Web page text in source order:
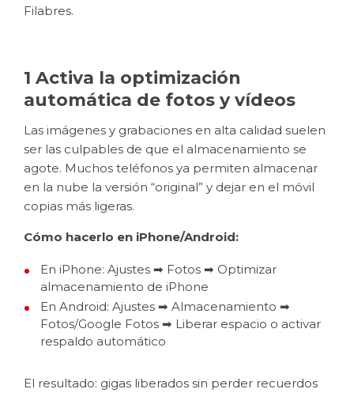
Filabres.
1 Activa la optimización
automática de fotos y vídeos
Las imágenes y grabaciones en alta calidad suelen
ser las culpables de que el almacenamiento se
agote. Muchos teléfonos ya permiten almacenar
en la nube la versión “original” y dejar en el móvil
copias más ligeras.
Cómo hacerlo en iPhone/Android:
En iPhone: Ajustes ➡ Fotos ➡ Optimizar
almacenamiento de iPhone
En Android: Ajustes ➡ Almacenamiento ➡
Fotos/Google Fotos ➡ Liberar espacio o activar
respaldo automático
El resultado: gigas liberados sin perder recuerdos